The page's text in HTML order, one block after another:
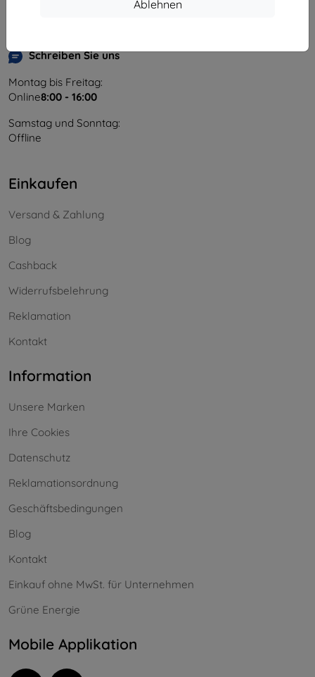
Ablehnen
Schreiben Sie uns
Montag bis Freitag:
Online8:00 - 16:00
Samstag und Sonntag:
Offline
Einkaufen
Versand & Zahlung
Blog
Cashback
Widerrufsbelehrung
Reklamation
Kontakt
Information
Unsere Marken
Ihre Cookies
Datenschutz
Reklamationsordnung
Geschäftsbedingungen
Blog
Kontakt
Einkauf ohne MwSt. für Unternehmen
Grüne Energie
Mobile Applikation